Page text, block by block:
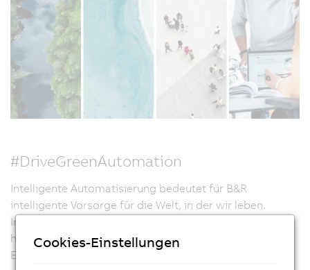
#DriveGreenAutomation
Intelligente Automatisierung bedeutet für B&R
intelligente Vorsorge für die Welt, in der wir leben.
Indem wir die besten Lösungen für die Industrie von
heute entwickeln, tragen wir dazu bei, die besten
Ergebnisse für die Gesellschaft von morgen zu erzielen.
Cookies-Einstellungen